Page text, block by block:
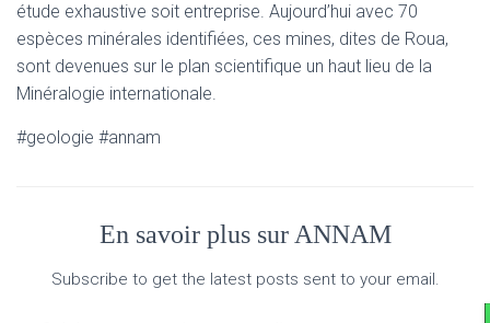
étude exhaustive soit entreprise. Aujourd’hui avec 70
espèces minérales identifiées, ces mines, dites de Roua,
sont devenues sur le plan scientifique un haut lieu de la
Minéralogie internationale.
#geologie #annam
En savoir plus sur ANNAM
Subscribe to get the latest posts sent to your email.